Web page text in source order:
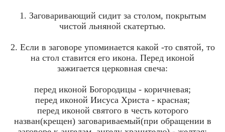
1. Заговаривающий сидит за столом, покрытым
чистой льняной скатертью.
2. Если в заговоре упоминается какой -то святой, то
на стол ставится его икона. Перед иконой
зажигается церковная свеча:
перед иконой Богородицы - коричневая;
перед иконой Иисуса Христа - красная;
перед иконой святого в честь которого
назван(крещен) заговариваемый(при обращении в